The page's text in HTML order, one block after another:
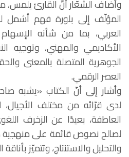
وأضاف الشعّار أنّ القارئ
المؤلّف إلى بلورة فهم أشمل
العربي، بما من شأنه
الأكاديمي والمهني، وتوجيه
الجوهرية المتصلة بالمعنى
العصر الرقمي.
وأشار إلى أنّ الكتاب «يشبه
لدى قرّائه من مختلف
العاطفة، بعيدًا عن الزخرف
لصالح نصوص قائمة على منهجية
والتحليل والاستنتاج، وتتميّز